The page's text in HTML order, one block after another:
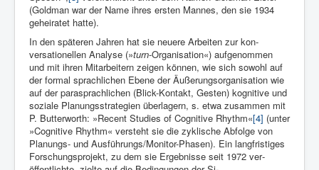
(Goldman war der Name ihres ersten Mannes, den sie 1934
geheiratet hatte).
In den späteren Jahren hat sie neuere Arbeiten­ zur kon­
versationellen Analyse (»turn-Organisation«) auf­genommen
und mit ihren Mitar­beitern zeigen können, wie sich sowohl auf
der formal sprachlichen Ebene der Äußerungsorgani­sation wie
auf der parasprachli­chen (Blick-Kon­takt, Gesten) kognitive und
soziale Planungs­strategien überlagern, s. etwa zusammen mit
P. Butter­worth: »Recent Studies of Cognitive Rhythm«[4] (unter
»Cognitive Rhythm« versteht sie die zyklische Ab­folge von
Planungs- und Aus­führungs/Monitor-Phasen). Ein lang­fristiges
For­schungsprojekt, zu dem sie Ergebnisse seit 1972 ver­